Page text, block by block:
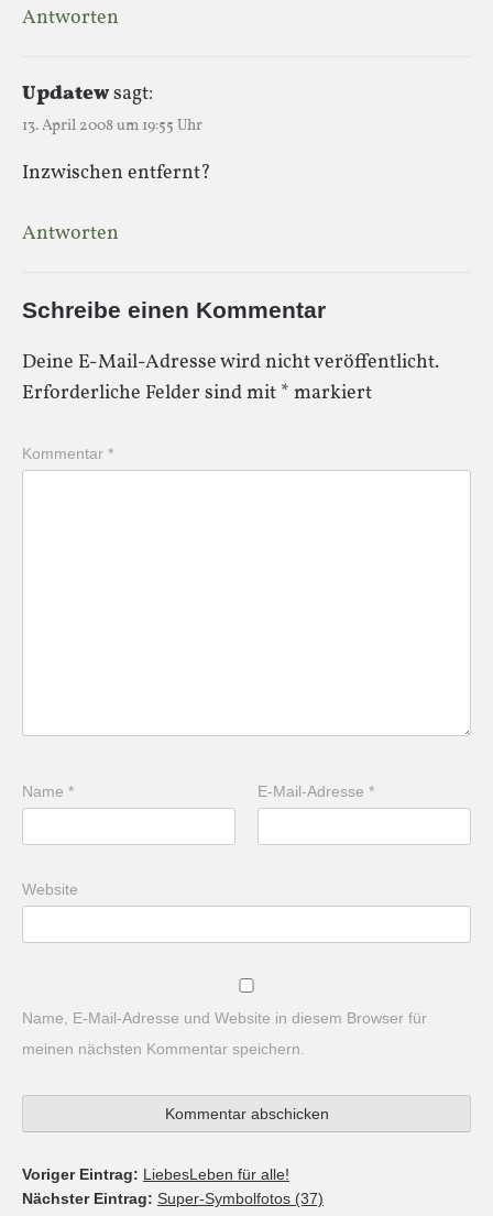
Antworten
Updatewsagt:
13. April 2008 um 19:55 Uhr
Inzwischen entfernt?
Antworten
Schreibe einen Kommentar
Deine E-Mail-Adresse wird nicht veröffentlicht.
Erforderliche Felder sind mit * markiert
Kommentar *
Name * E-Mail-Adresse*
Website
Name, E-Mail-Adresse und Website in diesem Browser für
meinen nächsten Kommentar speichern.
Voriger Eintrag: LiebesLeben für alle!
Nächster Eintrag: Super-Symbolfotos (37)